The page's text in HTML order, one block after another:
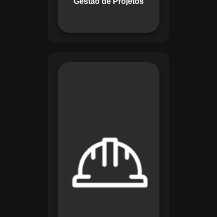
com eficiência.
Maestro organiza
registros de exames
e treinamentos,
automatiza alertas e
disponibiliza